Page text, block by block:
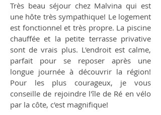
Très beau séjour chez Malvina qui est
une hôte très sympathique! Le logement
est fonctionnel et très propre. La piscine
chauffée et la petite terrasse privative
sont de vrais plus. L'endroit est calme,
parfait pour se reposer après une
longue journée à découvrir la région!
Pour les plus courageux, je vous
conseille de rejoindre l'île de Ré en vélo
par la côte, c'est magnifique!